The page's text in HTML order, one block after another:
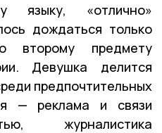
языку, «отлично»
дождаться только
второму предмету
Девушка делится
предпочтительных
— реклама и связи
журналистика